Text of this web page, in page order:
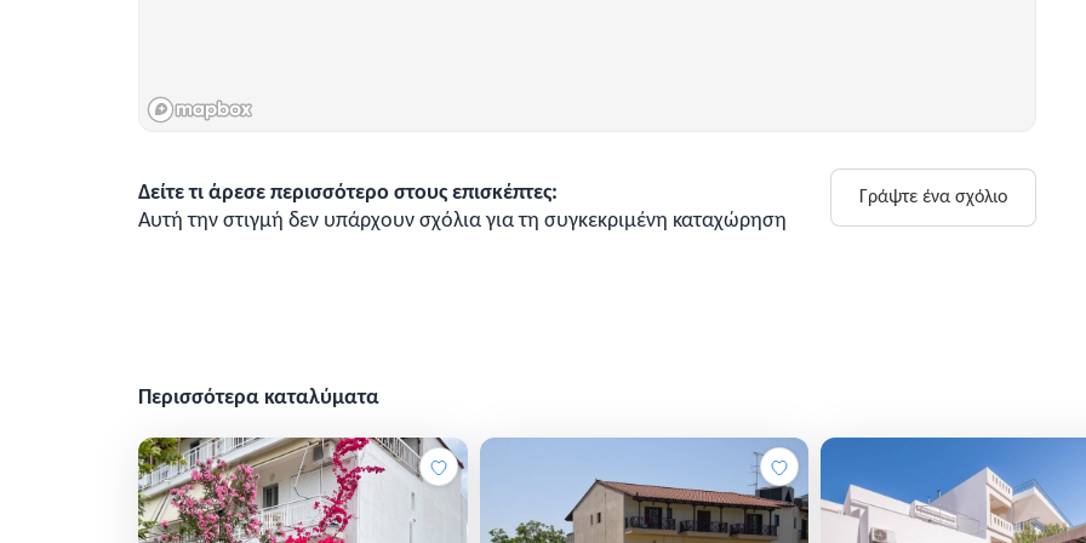
Δείτε τι άρεσε περισσότερο στους επισκέπτες:
Αυτή την στιγμή δεν υπάρχουν σχόλια για τη συγκεκριμένη καταχώρηση
Γράψτε ένα σχόλιο
Περισσότερα καταλύματα